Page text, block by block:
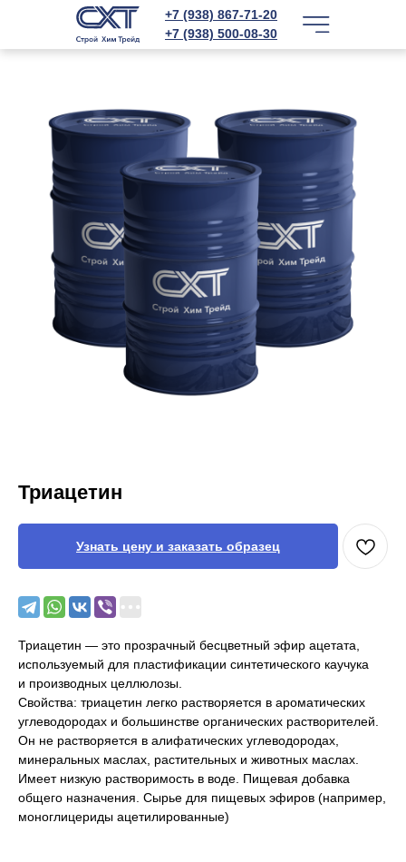
+7 (938) 867-71-20
+7 (938) 500-08-30
Триацетин
Узнать цену и заказать образец
Триацетин — это прозрачный бесцветный эфир ацетата,
используемый для пластификации синтетического каучука
и производных целлюлозы.
Свойства: триацетин легко растворяется в ароматических
углеводородах и большинстве органических растворителей.
Он не растворяется в алифатических углеводородах,
минеральных маслах, растительных и животных маслах.
Имеет низкую растворимость в воде. Пищевая добавка
общего назначения. Сырье для пищевых эфиров (например,
моноглицериды ацетилированные)